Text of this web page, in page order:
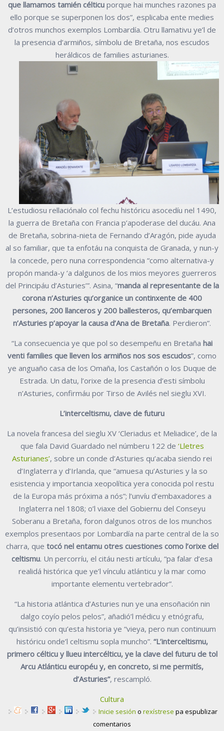
que llamamos tamién célticu porque hai munches razones pa
ello porque se superponen los dos”, esplicaba ente medies
d’otros munchos exemplos Lombardía. Otru llamativu ye’l de
la presencia d’armiños, símbolu de Bretaña, nos escudos
heráldicos de families asturianes.
L’estudiosu rellaciónalo col fechu históricu asocedíu nel 1490,
la guerra de Bretaña con Francia p’apoderase del ducáu. Ana
de Bretaña, sobrina-nieta de Fernando d’Aragón, pide ayuda
al so familiar, que ta enfotáu na conquista de Granada, y nun-y
la concede, pero nuna correspondencia “como alternativa-y
propón manda-y ‘a dalgunos de los mios meyores guerreros
del Principáu d’Asturies’”. Asina, “manda al representante de la
corona n’Asturies qu’organice un continxente de 400
persones, 200 llanceros y 200 ballesteros, qu’embarquen
n’Asturies p’apoyar la causa d’Ana de Bretaña. Perdieron”.
“La consecuencia ye que pol so desempeñu en Bretaña hai
venti families que lleven los armiños nos sos escudos”, como
ye anguaño casa de los Omaña, los Castañón o los Duque de
Estrada. Un datu, l’orixe de la presencia d’esti símbolu
n’Asturies, confirmáu por Tirso de Avilés nel sieglu XVI.
L’interceltismu, clave de futuru
La novela francesa del sieglu XV ‘Cleriadus et Meliadice’, de la
que fala David Guardado nel númberu 122 de ‘Lletres
Asturianes’, sobre un conde d’Asturies qu’acaba siendo rei
d’Inglaterra y d’Irlanda, que “amuesa qu’Asturies y la so
esistencia y importancia xeopolítica yera conocida pol restu
de la Europa más próxima a nós”; l’unvíu d’embaxadores a
Inglaterra nel 1808; o’l viaxe del Gobiernu del Conseyu
Soberanu a Bretaña, foron dalgunos otros de los munchos
exemplos presentaos por Lombardía na parte central de la so
charra, que tocó nel entamu otres cuestiones como l’orixe del
celtismu. Un percorríu, el citáu nesti artículu, “pa falar d’esa
realidá histórica que ye’l vínculu atlánticu y la mar como
importante elementu vertebrador”.
“La historia atlántica d’Asturies nun ye una ensoñación nin
dalgo coyío pelos pelos”, añadió’l médicu y etnógrafu,
qu’insistió con qu’esta historia ye “vieya, pero nun continuum
históricu onde’l celtismu sopla muncho”. “L’interceltismu,
primero célticu y llueu intercélticu, ye la clave del futuru de tol
Arcu Atlánticu européu y, en concreto, si me permitís,
d’Asturies”, rescampló.
Cultura
Inicie sesión o rexístrese pa espublizar
comentarios